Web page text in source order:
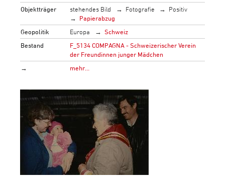
Objektträger
stehendes Bild Fotografie
Positiv
Papierabzug
Geopolitik
Europa
Schweiz
Bestand
F_5134 COMPAGNA - Schweizerischer Verein
der Freundinnen junger Mädchen
→
mehr…